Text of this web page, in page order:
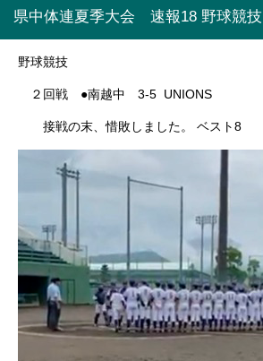
県中体連夏季大会 速報18 野球競技
野球競技
２回戦 ●南越中 3-5 UNIONS
接戦の末、惜敗しました。 ベスト8